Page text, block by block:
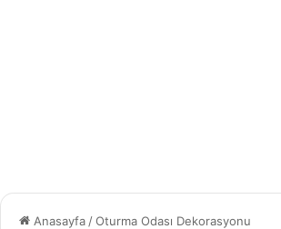
Anasayfa /Oturma Odası Dekorasyonu